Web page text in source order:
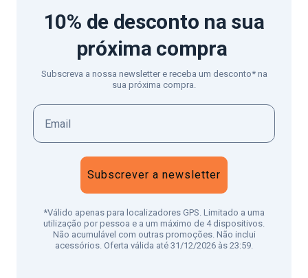
10% de desconto na sua
próxima compra
Subscreva a nossa newsletter e receba um desconto* na
sua próxima compra.
Subscrever a newsletter
*Válido apenas para localizadores GPS. Limitado a uma
utilização por pessoa e a um máximo de 4 dispositivos.
Não acumulável com outras promoções. Não inclui
acessórios. Oferta válida até 31/12/2026 às 23:59.